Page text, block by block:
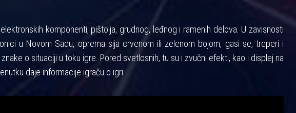
komponenti, pištolja, grudnog, leđnog i ramenih delova. U zavisnosti
u Novom Sadu, oprema sija crvenom ili zelenom bojom, gasi se, treperi i
o situaciji u toku igre. Pored svetlosnih, tu su i zvučni efekti, kao i displej na
daje informacije igraču o igri.